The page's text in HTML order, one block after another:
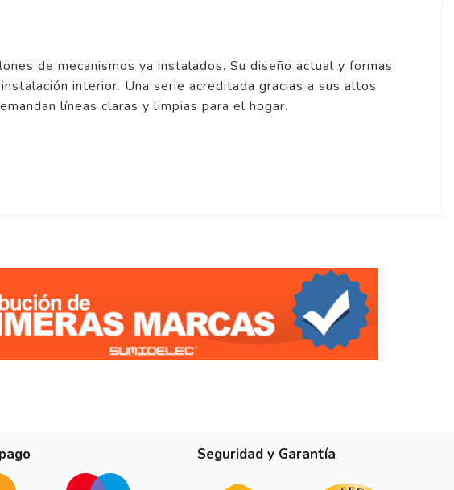
de mecanismos ya instalados. Su diseño actual y formas
interior. Una serie acreditada gracias a sus altos
líneas claras y limpias para el hogar.
Seguridad y Garantía